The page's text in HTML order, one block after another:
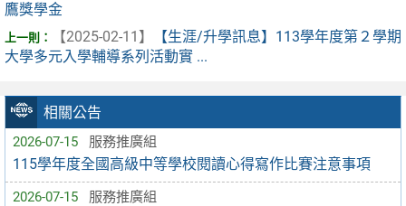
相關公告
2026-07-15 服務推廣組
115學年度全國高級中等學校閱讀心得寫作比賽注意事項
2026-07-15 服務推廣組
鷹獎學金
【2025-02-11】
【生涯/升學訊息】113學年度第２學期
大學多元入學輔導系列活動實 ...